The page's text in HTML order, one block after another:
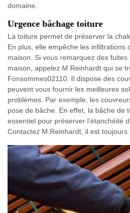
domaine.
Urgence bâchage toiture
La toiture permet de préserver la
En plus, elle empêche les infiltrations
maison. Si vous remarquez des fuites
maison, appelez M.Reinhardt qui se
Fonsommes02110. Il dispose des
peuvent vous fournir les meilleures
problèmes. Par exemple, les
pose de bâche. En effet, la bâche de
essentiel pour préserver l’étanchéité
Contactez M.Reinhardt, il est toujours